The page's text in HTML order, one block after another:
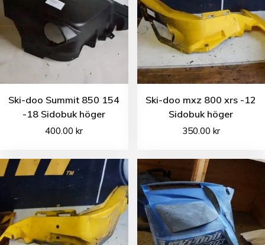
Ski-doo Summit 850 154
-18 Sidobuk höger
400.00kr
Ski-doo mxz 800 xrs -12
Sidobuk höger
350.00 kr